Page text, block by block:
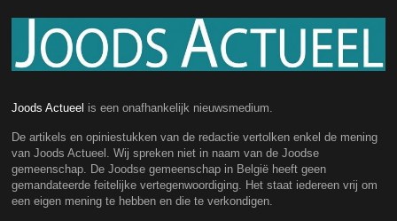
Joods Actueel is een onafhankelijk nieuwsmedium.
De artikels en opiniestukken van de redactie vertolken enkel de mening
van Joods Actueel. Wij spreken niet in naam van de Joodse
gemeenschap. De Joodse gemeenschap in België heeft geen
gemandateerde feitelijke vertegenwoordiging. Het staat iedereen vrij om
een eigen mening te hebben en die te verkondigen.